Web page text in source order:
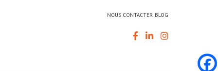
NOUS CONTACTER BLOG